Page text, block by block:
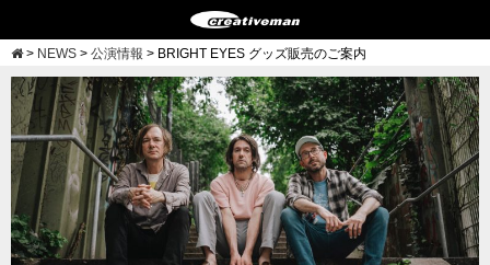
> NEWS > 公演情報 > BRIGHT EYES グッズ販売のご案内